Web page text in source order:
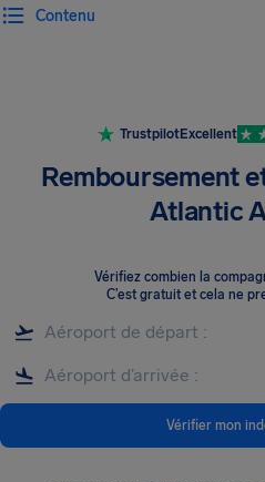
Contenu
TrustpilotExcellent
Remboursement
Atlantic
Vérifiez combien la
C’est gratuit et cela ne
Vérifier mon